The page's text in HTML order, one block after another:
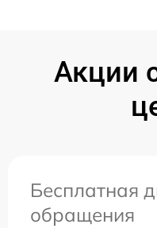
Акции
Бесплатная
обращения